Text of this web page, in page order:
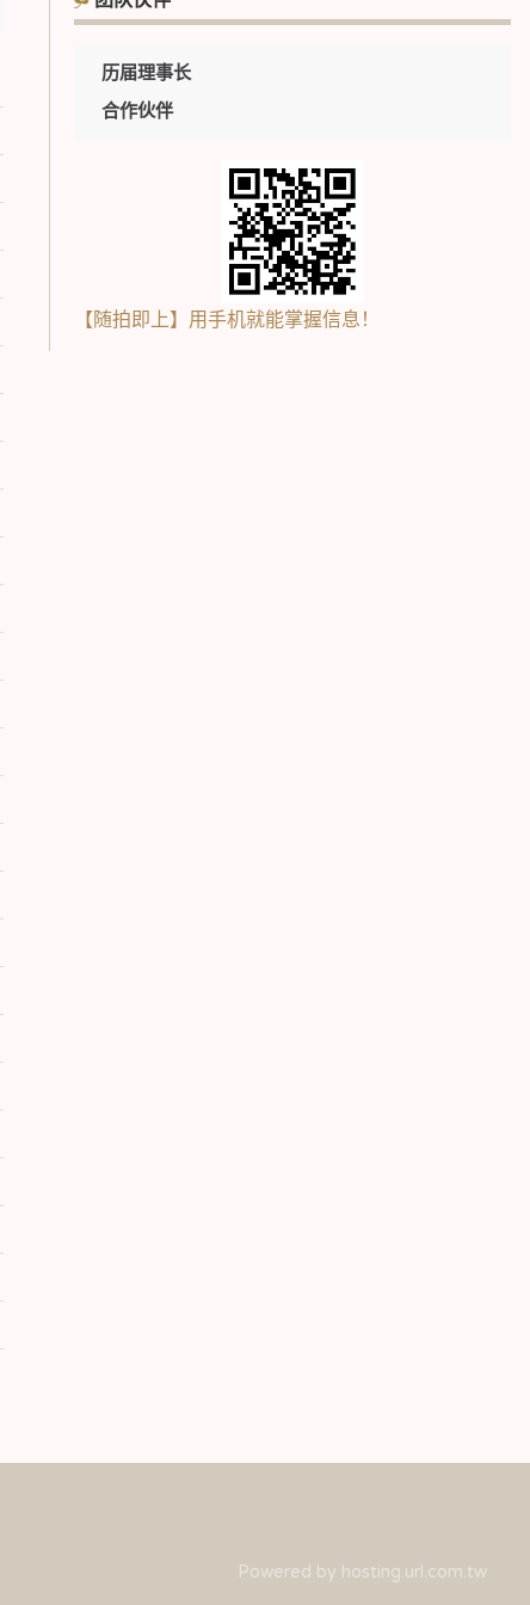
历届理事长
合作伙伴
【随拍即上】用手机就能掌握信息！
Powered by hosting.url.com.tw